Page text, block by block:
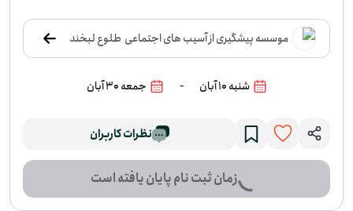
موسسه پیشگیری از آسیب های اجتماعی  طلوع لبخند
شنبه 10 آبان - جمعه 30 آبان
نظرات کاربران
زمان ثبت نام پایان یافته است